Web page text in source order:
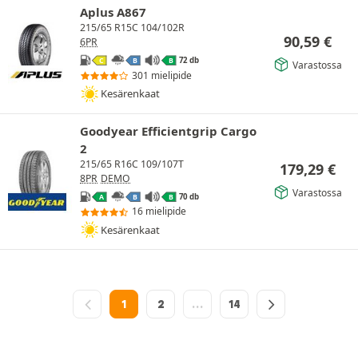
Aplus A867
215/65 R15C 104/102R
6PR
C B B 72 db
301 mielipide
Kesärenkaat
90,59 €
Varastossa
Goodyear Efficientgrip Cargo
2
215/65 R16C 109/107T
8PR DEMO
A B B 70 db
16 mielipide
Kesärenkaat
179,29 €
Varastossa
1 2 … 14